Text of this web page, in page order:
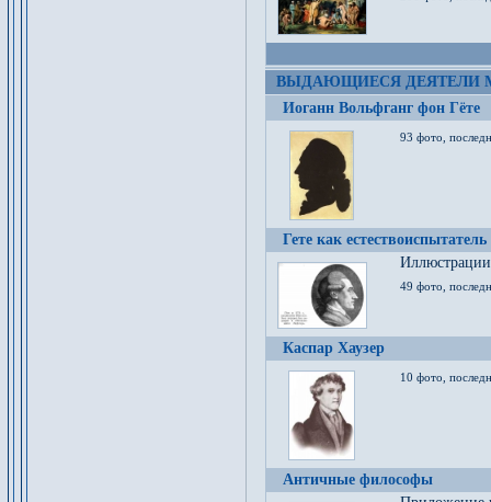
ВЫДАЮЩИЕСЯ ДЕЯТЕЛИ
Иоганн Вольфганг фон Гёте
93 фото,
Гете как естествоиспытатель
49 фото,
Каспар Хаузер
10 фото,
Античные философы